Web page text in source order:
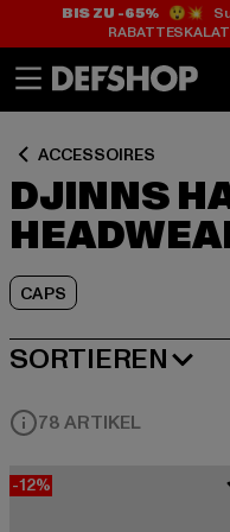
BIS ZU -65%😲💥
ACCESSOIRES
DJINNS
CAPS
SORTIEREN
BELIEBTESTE
78 ARTIKEL
-12%